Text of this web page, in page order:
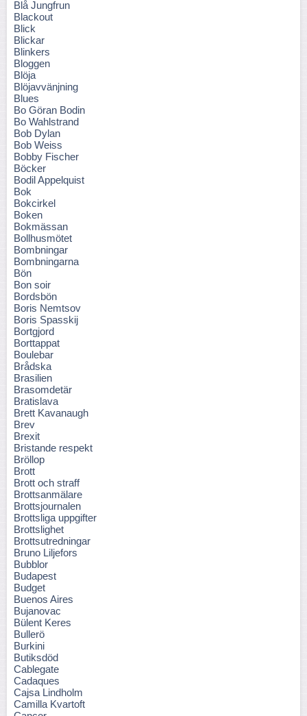
Blå Jungfrun
Blackout
Blick
Blickar
Blinkers
Bloggen
Blöja
Blöjavvänjning
Blues
Bo Göran Bodin
Bo Wahlstrand
Bob Dylan
Bob Weiss
Bobby Fischer
Böcker
Bodil Appelquist
Bok
Bokcirkel
Boken
Bokmässan
Bollhusmötet
Bombningar
Bombningarna
Bön
Bon soir
Bordsbön
Boris Nemtsov
Boris Spasskij
Bortgjord
Borttappat
Boulebar
Brådska
Brasilien
Brasomdetär
Bratislava
Brett Kavanaugh
Brev
Brexit
Bristande respekt
Bröllop
Brott
Brott och straff
Brottsanmälare
Brottsjournalen
Brottsliga uppgifter
Brottslighet
Brottsutredningar
Bruno Liljefors
Bubblor
Budapest
Budget
Buenos Aires
Bujanovac
Bülent Keres
Bullerö
Burkini
Butiksdöd
Cablegate
Cadaques
Cajsa Lindholm
Camilla Kvartoft